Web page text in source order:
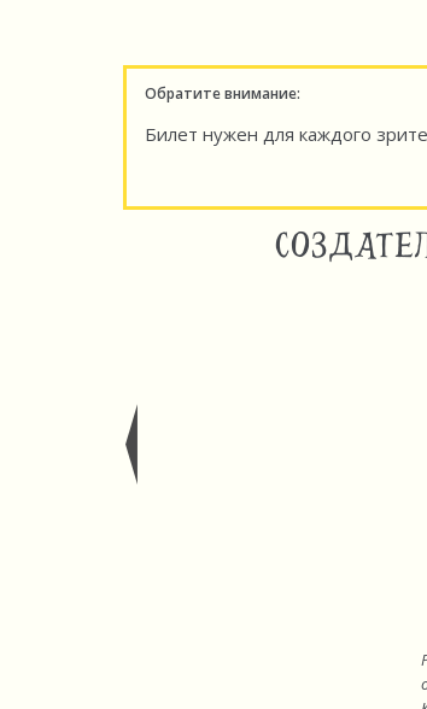
Обратите внимание:
Билет нужен для каждого